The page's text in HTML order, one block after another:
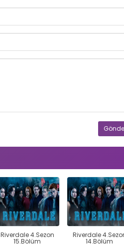
Riverdale 4.Sezon
15.Bölüm
Riverdale
14.Bölüm